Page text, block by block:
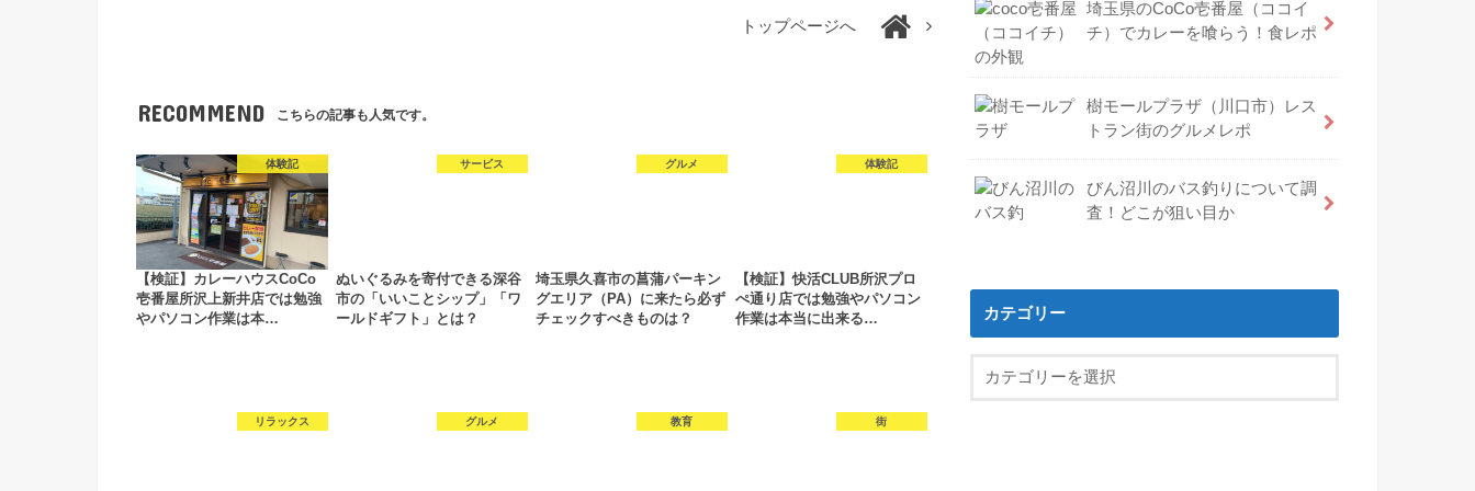
トップページへ
RECOMMEND こちらの記事も人気です。
体験記
【検証】カレーハウスCoCo
壱番屋所沢上新井店では勉強
やパソコン作業は本…
サービス
ぬいぐるみを寄付できる深谷
市の「いいことシップ」「ワ
ールドギフト」とは？
グルメ
埼玉県久喜市の菖蒲パーキン
グエリア（PA）に来たら必ず
チェックすべきものは？
体験記
【検証】快活CLUB所沢プロ
ぺ通り店では勉強やパソコン
作業は本当に出来る…
リラックス グルメ 教育 街
埼玉県のCoCo壱番屋（ココイ
チ）でカレーを喰らう！食レポ
樹モールプラザ（川口市）レス
トラン街のグルメレポ
びん沼川のバス釣りについて調
査！どこが狙い目か
カテゴリー